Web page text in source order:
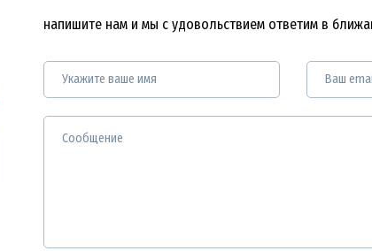
напишите нам и мы с удовольствием ответим в